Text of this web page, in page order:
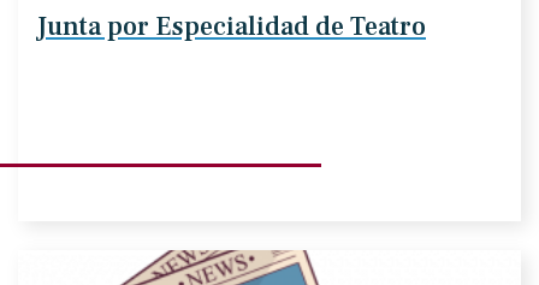
Junta por Especialidad de Teatro